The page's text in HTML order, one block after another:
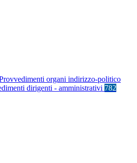
organi indirizzo-politico
dirigenti - amministrativi 782